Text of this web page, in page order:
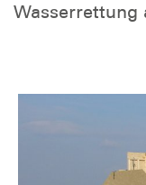
Wasserrettung